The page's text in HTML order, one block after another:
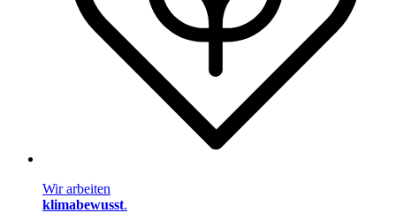
Wir arbeiten
klimabewusst.